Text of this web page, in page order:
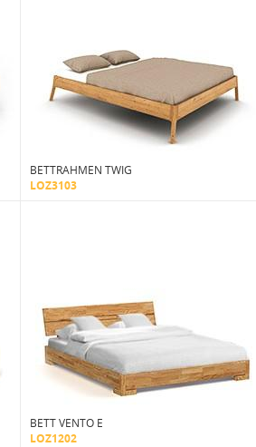
BETTRAHMEN TWIG
LOZ3103
BETT VENTO E
LOZ1202